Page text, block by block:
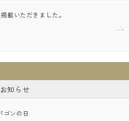
載いただきました。
お知らせ
ゴンの日